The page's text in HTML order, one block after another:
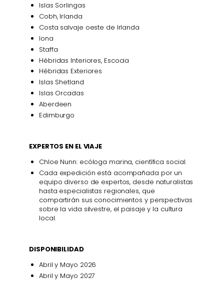
Islas Sorlingas
Cobh, Irlanda
Costa salvaje oeste de Irlanda
Iona
Staffa
Hébridas Interiores, Escocia
Hébridas Exteriores
Islas Shetland
Islas Orcadas
Aberdeen
Edimburgo
EXPERTOS EN EL VIAJE
Chloe Nunn: ecóloga marina, científica social.
Cada expedición está acompañada por un
equipo diverso de expertos, desde naturalistas
hasta especialistas regionales, que
compartirán sus conocimientos y perspectivas
sobre la vida silvestre, el paisaje y la cultura
local.
DISPONIBILIDAD
Abril y Mayo 2026
Abril y Mayo 2027